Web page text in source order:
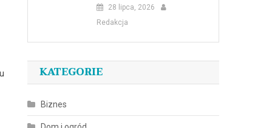
28 lipca, 2026
Redakcja
KATEGORIE
Biznes